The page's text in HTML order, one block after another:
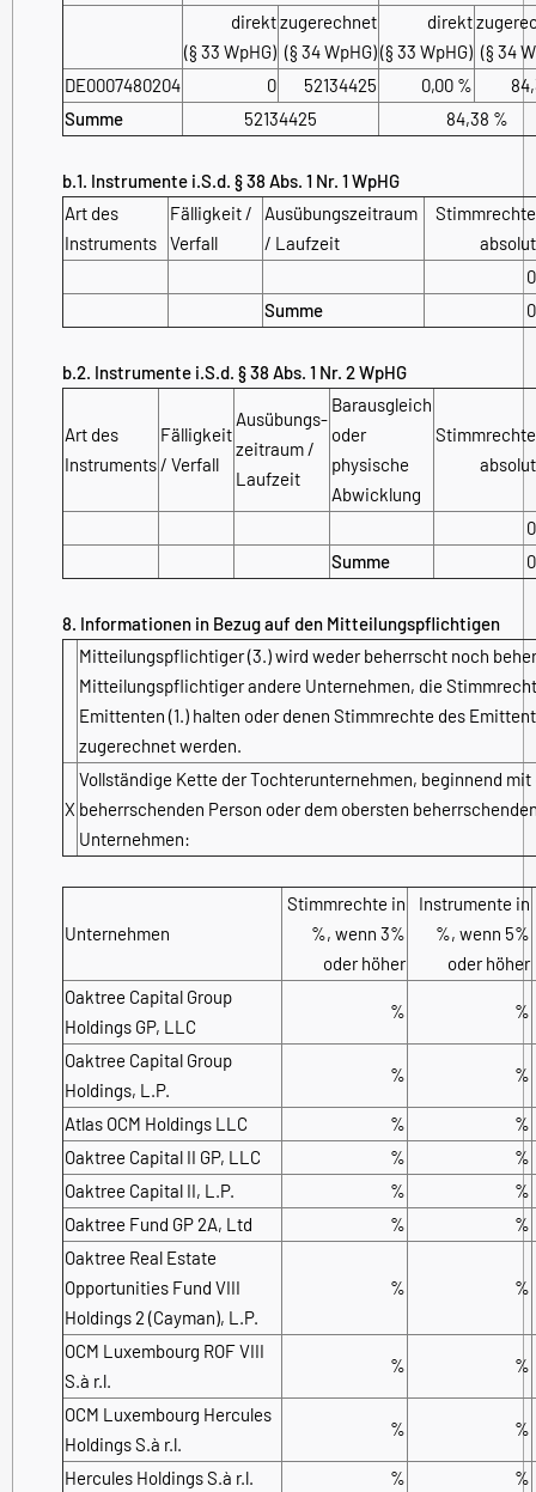
direkt
(§ 33 WpHG)
zugerechnet
(§ 34 WpHG)
direkt
(§ 33 WpHG) (§ 34
DE0007480204
0 52134425 0,00 %
Summe
52134425 84,38 %
b.1. Instrumente i.S.d. § 38 Abs. 1 Nr. 1 WpHG
Art des
Instruments
Fälligkeit /
Verfall
Ausübungs­zeitraum
/ Laufzeit
Stimmrechte
absolut
0
Summe
0
b.2. Instrumente i.S.d. § 38 Abs. 1 Nr. 2 WpHG
Art des
Instruments
Fälligkeit
/ Verfall
Ausübungs­
zeitraum /
Laufzeit
Barausgleich
oder
physische
Abwicklung
Stimmrechte
absolut
0
Summe
0
8. Informationen in Bezug auf den Mitteilungspflichtigen
Mitteilungspflichtiger (3.) wird weder beherrscht noch
Mitteilungspflichtiger andere Unternehmen, die
Emittenten (1.) halten oder denen Stimmrechte des
zugerechnet werden.
X
Vollständige Kette der Tochterunternehmen, beginnend mit
beherrschenden Person oder dem obersten
Unternehmen:
Unternehmen
Stimmrechte in
%, wenn 3%
oder höher
Instrumente in
%, wenn 5%
oder höher
Oaktree Capital Group
Holdings GP, LLC
% %
Oaktree Capital Group
Holdings, L.P.
% %
Atlas OCM Holdings LLC %
%
Oaktree Capital II GP, LLC
%
%
Oaktree Capital II, L.P.
%
%
Oaktree Fund GP 2A, Ltd
%
%
Oaktree Real Estate
Opportunities Fund VIII
Holdings 2 (Cayman), L.P.
% %
OCM Luxembourg ROF VIII
S.à r.l.
% %
OCM Luxembourg Hercules
Holdings S.à r.l.
% %
Hercules Holdings S.à r.l. % %